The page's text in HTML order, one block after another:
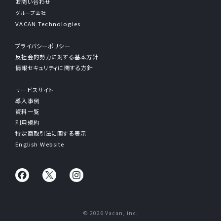
グループ会社
VACAN Technologies
プライバシーポリシー
反社会的勢力に対する基本方針
情報セキュリティに関する方針
サービスサイト
導入事例
資料一覧
利用規約
特定商取引法に関する表示
English Website
© 2026 Vacan, inc.